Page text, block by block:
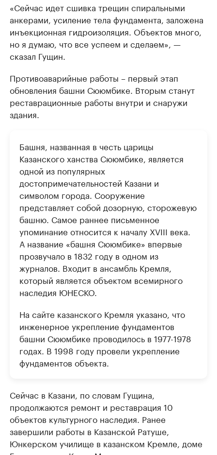
«Сейчас идет сшивка трещин спиральными
анкерами, усиление тела фундамента, заложена
инъекционная гидроизоляция. Объектов много,
но я думаю, что все успеем и сделаем», —
сказал Гущин.
Противоаварийные работы – первый этап
обновления башни Сююмбике. Вторым станут
реставрационные работы внутри и снаружи
здания.
Башня, названная в честь царицы
Казанского ханства Сююмбике, является
одной из популярных
достопримечательностей Казани и
символом города. Сооружение
представляет собой дозорную, сторожевую
башню. Самое раннее письменное
упоминание относится к началу XVIII века.
А название «башня Сююмбике» впервые
прозвучало в 1832 году в одном из
журналов. Входит в ансамбль Кремля,
который является объектом всемирного
наследия ЮНЕСКО.
На сайте казанского Кремля указано, что
инженерное укрепление фундаментов
башни Сююмбике проводилось в 1977-1978
годах. В 1998 году провели укрепление
фундаментов объекта.
Сейчас в Казани, по словам Гущина,
продолжаются ремонт и реставрация 10
объектов культурного наследия. Ранее
завершили работы в Казанской Ратуше,
Юнкерском училище в казанском Кремле, доме